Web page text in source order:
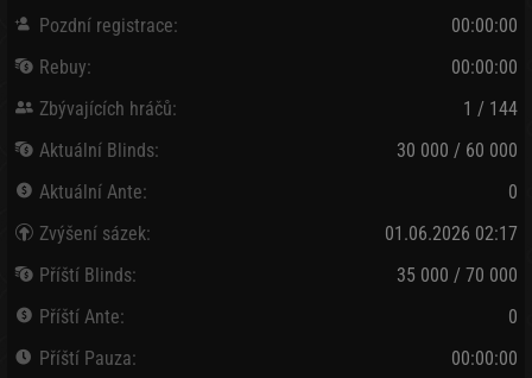
Pozdní registrace:
00:00:00
Rebuy:
00:00:00
Zbývajících hráčů:
1 / 144
Aktuální Blinds:
30 000 / 60 000
Aktuální Ante:
0
Zvýšení sázek:
01.06.2026 02:17
Příští Blinds:
35 000 / 70 000
Příští Ante:
0
Příští Pauza:
00:00:00